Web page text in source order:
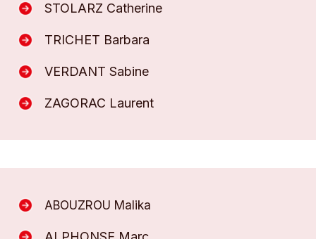
STOLARZ Catherine
TRICHET Barbara
VERDANT Sabine
ZAGORAC Laurent
ABOUZROU Malika